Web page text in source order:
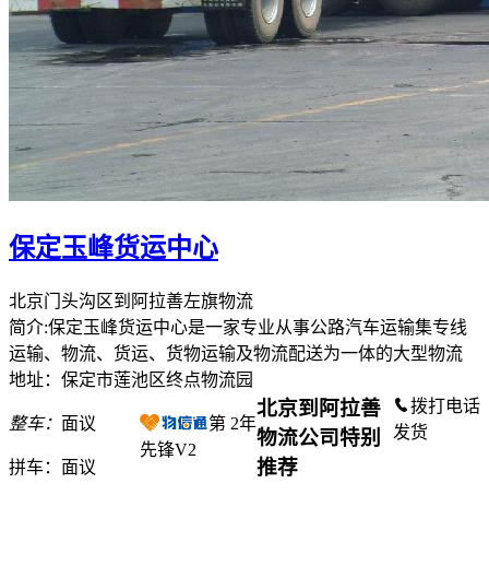
保定玉峰货运中心
北京门头沟区到阿拉善左旗物流
简介:保定玉峰货运中心是一家专业从事公路汽车运输集专线
运输、物流、货运、货物运输及物流配送为一体的大型物流
地址：保定市莲池区终点物流园
整车： 面议
拼车： 面议
第 2年
先锋V2
拨打电话
发货
北京到阿拉善
物流公司特别
推荐